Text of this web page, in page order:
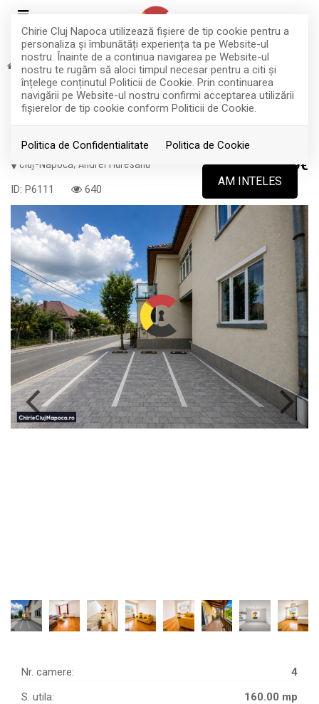
Chirie Cluj Napoca utilizează fişiere de tip cookie pentru a
personaliza și îmbunătăți experiența ta pe Website-ul
nostru. Înainte de a continua navigarea pe Website-ul
nostru te rugăm să aloci timpul necesar pentru a citi și
înțelege conținutul Politicii de Cookie. Prin continuarea
navigării pe Website-ul nostru confirmi acceptarea utilizării
fişierelor de tip cookie conform Politicii de Cookie.
Politica de Confidentialitate Politica de Cookie
AM INTELES
Inchiriere Case Cluj-Napoca Andrei Muresanu
Casa spatioasa, destinatie flexibila,
3 parcari, Cart Andrei Muresanu
Cluj-Napoca, Andrei Muresanu 999€
ID: P6111 640
Nr. camere:
4
S. utila:
160.00 mp